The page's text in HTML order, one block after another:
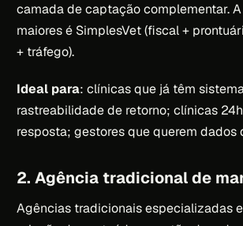
camada de captação complementar.
maiores é SimplesVet (fiscal +
+ tráfego).
Ideal para: clínicas que já têm
rastreabilidade de retorno; clínicas
resposta; gestores que querem
2. Agência tradicional de
Agências tradicionais especializadas